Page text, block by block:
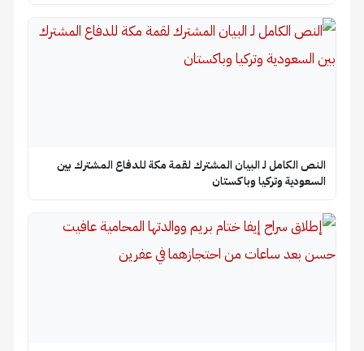
النص الكامل لـ البيان المشترك لقمة مكة للدفاع المشترك بين
السعودية وتركيا وباكستان